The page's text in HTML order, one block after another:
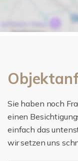
Sie haben noch
einen
einfach das
wir setzen uns